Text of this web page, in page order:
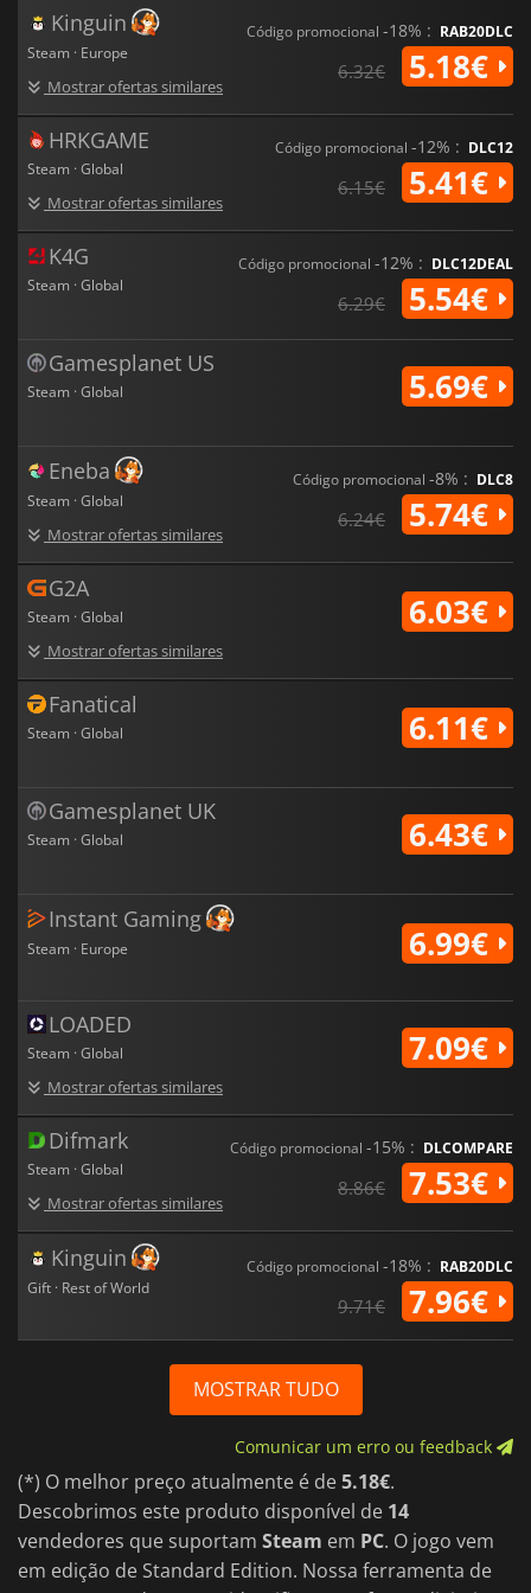
de campanha repleta de excessos e corrupção.
Kinguin
Steam · Europe
Mostrar ofertas similares
Código promocional -18% : RAB20DLC
6.32€ 5.18€
HRKGAME
Steam · Global
Mostrar ofertas similares
Código promocional -12% : DLC12
6.15€ 5.41€
K4G
Steam · Global
Código promocional -12% : DLC12DEAL
6.29€ 5.54€
Gamesplanet US
Steam · Global 5.69€
Eneba
Steam · Global
Mostrar ofertas similares
Código promocional -8% : DLC8
6.24€ 5.74€
G2A
Steam · Global
Mostrar ofertas similares
6.03€
Fanatical
Steam · Global 6.11€
Gamesplanet UK
Steam · Global 6.43€
Instant Gaming
Steam · Europe 6.99€
LOADED
Steam · Global
Mostrar ofertas similares
7.09€
Difmark
Steam · Global
Mostrar ofertas similares
Código promocional -15% : DLCOMPARE
8.86€ 7.53€
Kinguin
Gift · Rest of World
Código promocional -18% : RAB20DLC
9.71€ 7.96€
MOSTRAR TUDO
Comunicar um erro ou feedback
(*) O melhor preço atualmente é de5.18€.
Descobrimos este produto disponível de 14
vendedores que suportam Steam em PC. O jogo vem
em edição de Standard Edition. Nossa ferramenta de